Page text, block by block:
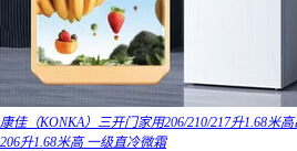
康佳（KONKA）三开门家用206/210/217升1.68米
206升1.68米高 一级直冷微霜